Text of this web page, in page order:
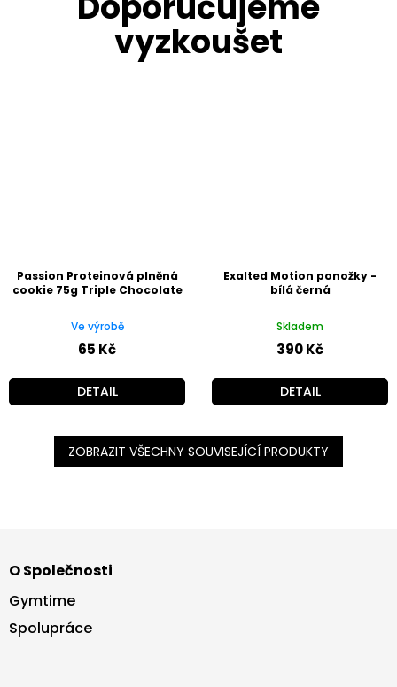
Passion Proteinová plněná
cookie 75g Triple Chocolate
Ve výrobě
65 Kč
DETAIL
Exalted Motion ponožky -
bílá černá
Skladem
390 Kč
DETAIL
ZOBRAZIT VŠECHNY SOUVISEJÍCÍ PRODUKTY
p
a
O Společnosti
Gymtime
Spolupráce